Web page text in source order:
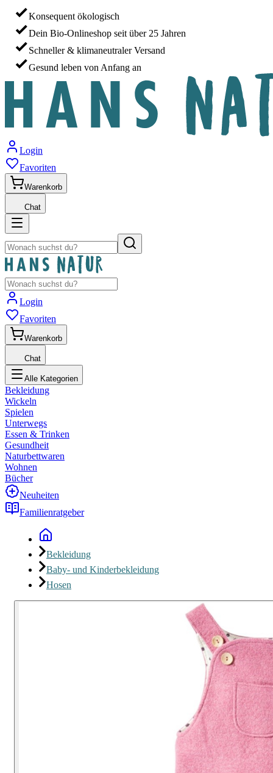
Konsequent ökologisch
Dein Bio-Onlineshop seit über 25 Jahren
Schneller & klimaneutraler Versand
Gesund leben von Anfang an
Login
Favoriten
Warenkorb
Chat
Login
Favoriten
Warenkorb
Chat
Alle Kategorien
Bekleidung
Wickeln
Spielen
Unterwegs
Essen & Trinken
Gesundheit
Naturbettwaren
Wohnen
Bücher
Neuheiten
Familienratgeber
Bekleidung
Baby- und Kinderbekleidung
Hosen